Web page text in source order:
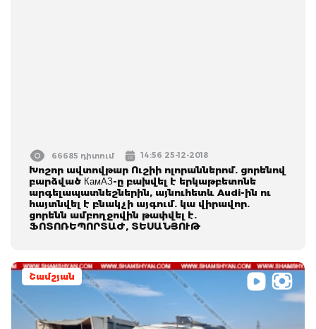
66685 դիտում 14:56 25-12-2018
Խոշոր ավտովթար Ուշիի ոլորաններոմ. ցորենով
բարձված КамАЗ-ը բախվել է երկաթբետոնե
արգելապատնեշներին, այնուհետև Audi-ին ու
հայտնվել է բնակչի այգում. կա վիրավոր.
ցորենն ամբողջովին թափվել է.
ՖՈՏՈՌԵՊՈՐՏԱԺ, ՏԵՍԱՆՅՈՒԹ
Շամշյան